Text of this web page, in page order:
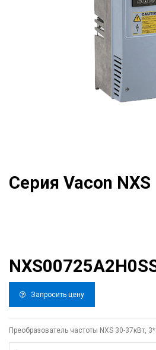
Серия Vacon NXS
Запросить цену
Преобразователь частоты NXS 30-37кВт,